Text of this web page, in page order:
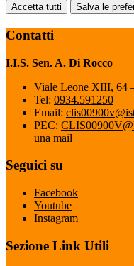
Accetta tutti Salva le
Contatti
I.I.S. Sen. A. Di Rocco
Viale Leone XIII, 64
Tel: 0934.591250
Email:
PEC:
una mail
Seguici su
Facebook
Youtube
Instagram
Sezione Link Utili